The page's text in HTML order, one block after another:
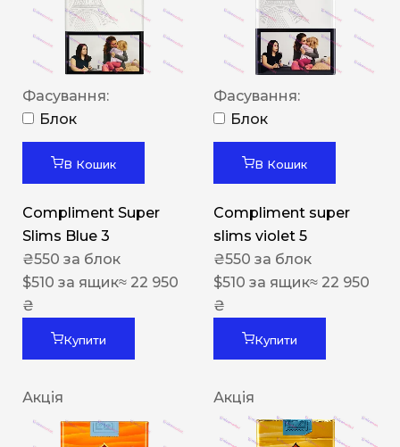
Фасування:
Блок
В Кошик
Compliment Super
Slims Blue 3
₴550 за блок
$510 за ящик≈ 22 950
₴
Купити
Фасування:
Блок
В Кошик
Compliment super
slims violet 5
₴550 за блок
$510 за ящик≈ 22 950
₴
Купити
Акція Акція